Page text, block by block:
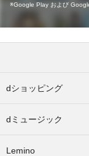
Google Play および
dショッピング
dミュージック
Lemino